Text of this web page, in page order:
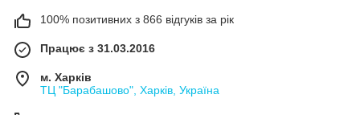
100% позитивних з 866 відгуків за рік
Працює з 31.03.2016
м. Харків
ТЦ "Барабашово", Харків, Україна